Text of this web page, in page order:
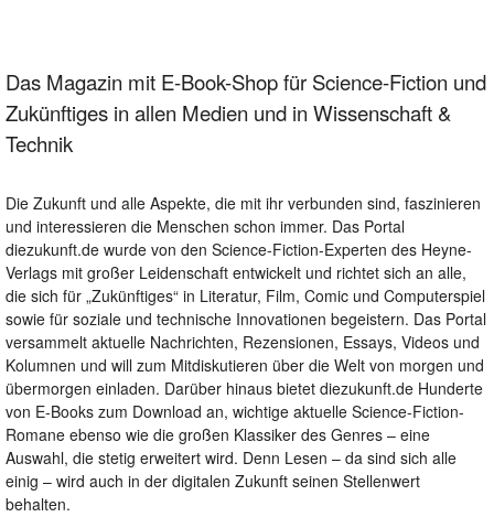
Das Magazin mit E-Book-Shop für Science-Fiction und
Zukünftiges in allen Medien und in Wissenschaft &
Technik
Die Zukunft und alle Aspekte, die mit ihr verbunden sind, faszinieren
und interessieren die Menschen schon immer. Das Portal
diezukunft.de wurde von den Science-Fiction-Experten des Heyne-
Verlags mit großer Leidenschaft entwickelt und richtet sich an alle,
die sich für „Zukünftiges“ in Literatur, Film, Comic und Computerspiel
sowie für soziale und technische Innovationen begeistern. Das Portal
versammelt aktuelle Nachrichten, Rezensionen, Essays, Videos und
Kolumnen und will zum Mitdiskutieren über die Welt von morgen und
übermorgen einladen. Darüber hinaus bietet diezukunft.de Hunderte
von E-Books zum Download an, wichtige aktuelle Science-Fiction-
Romane ebenso wie die großen Klassiker des Genres – eine
Auswahl, die stetig erweitert wird. Denn Lesen – da sind sich alle
einig – wird auch in der digitalen Zukunft seinen Stellenwert
behalten.